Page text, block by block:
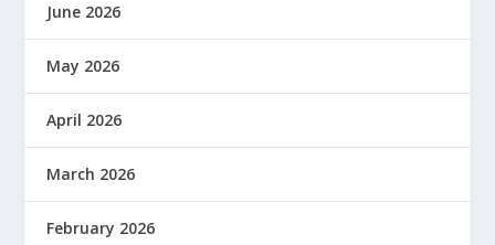
June 2026
May 2026
April 2026
March 2026
February 2026